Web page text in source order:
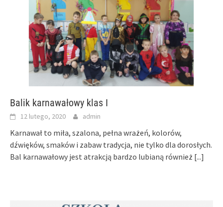
Balik karnawałowy klas I
12 lutego, 2020 admin
Karnawał to miła, szalona, pełna wrażeń, kolorów,
dźwięków, smaków i zabaw tradycja, nie tylko dla dorosłych.
Bal karnawałowy jest atrakcją bardzo lubianą również [...]